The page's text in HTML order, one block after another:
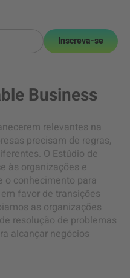
Inscreva-se
Business
relevantes na
precisam de regras,
O Estúdio de
às organizações e
o conhecimento para
favor de transições
as organizações
resolução de problemas
alcançar negócios